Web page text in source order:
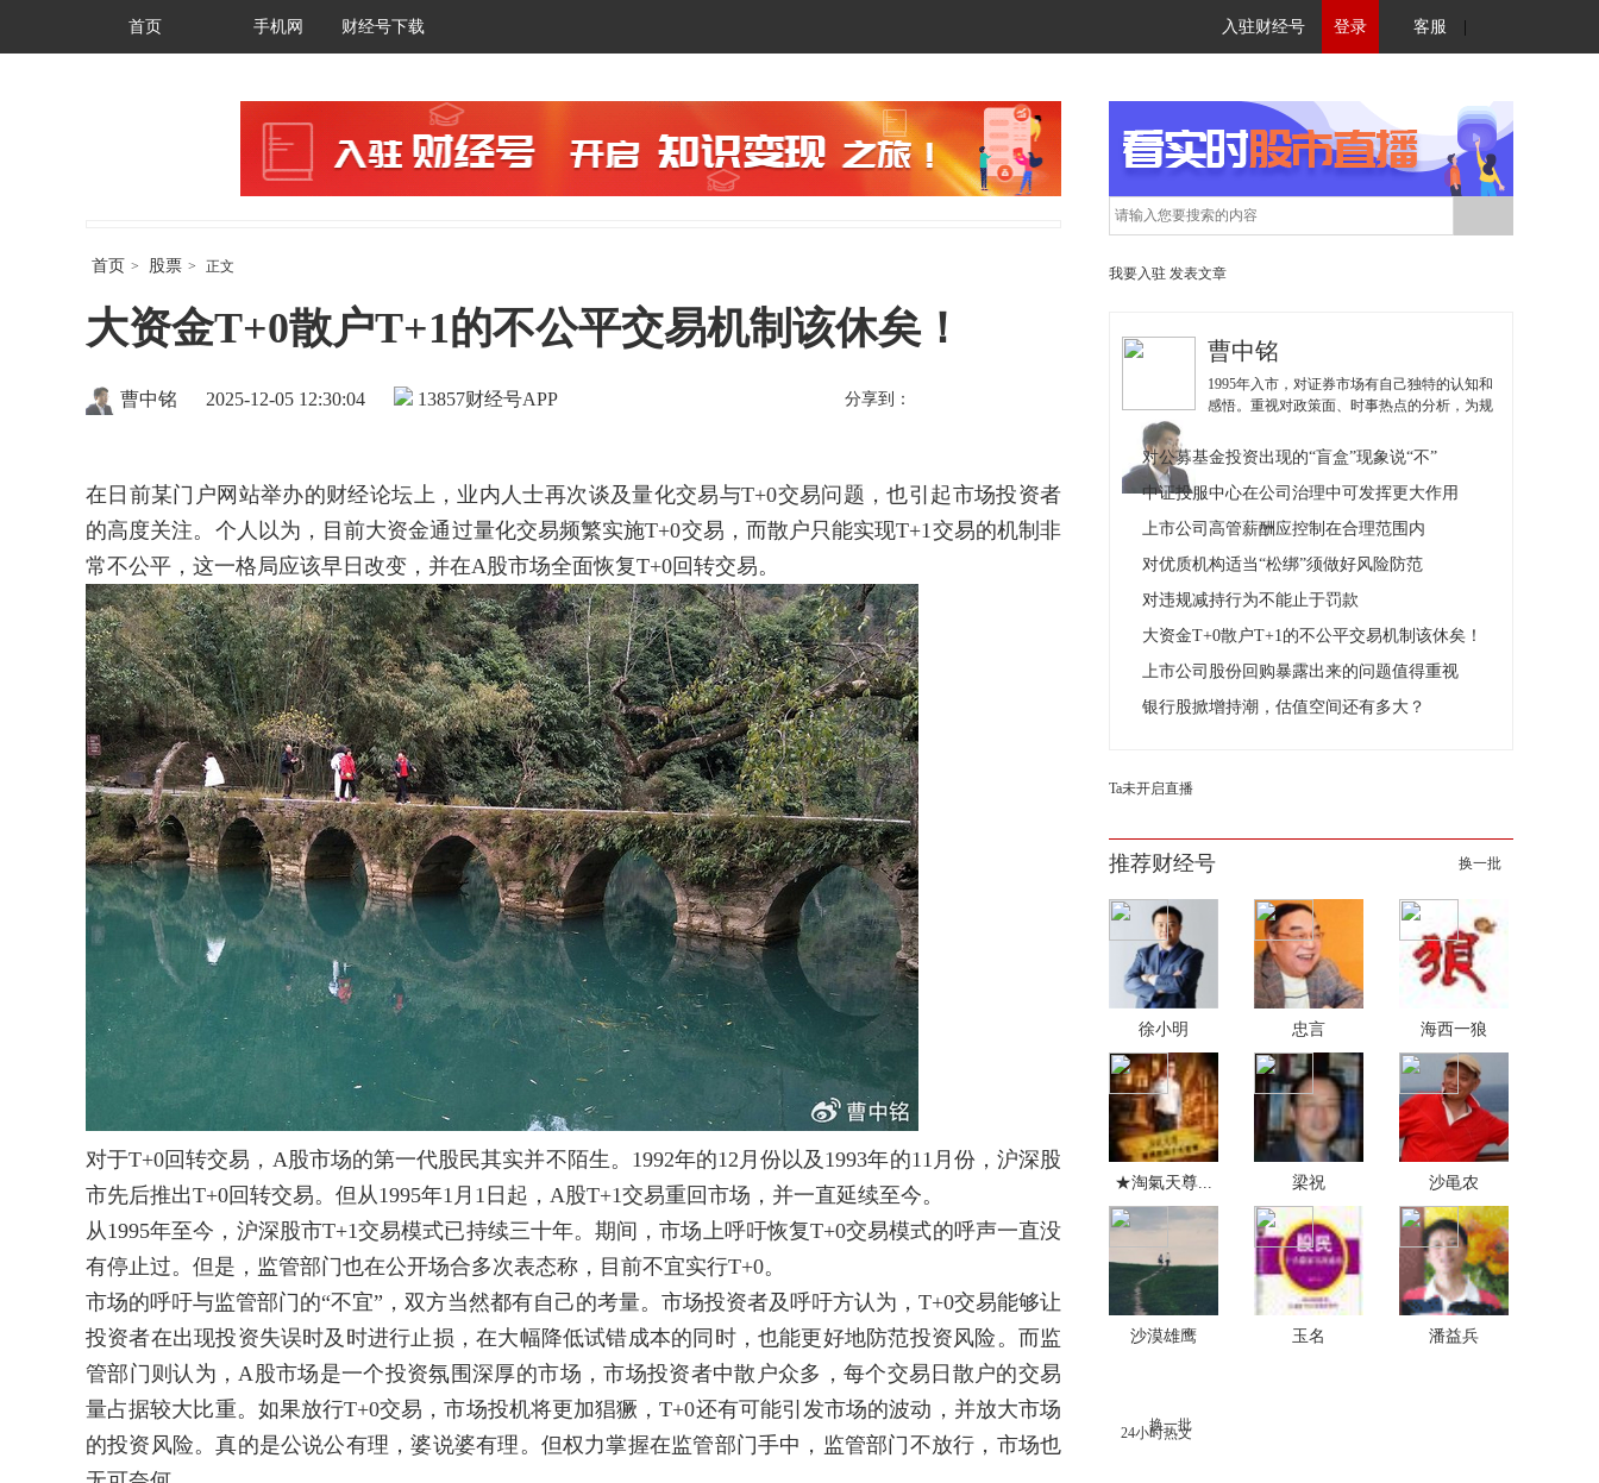
首页 手机网 财经号下载 入驻财经号 登录 客服
首页 > 股票 > 正文
大资金T+0散户T+1的不公平交易机制该休矣！
财经号APP
曹中铭 2025-12-05 12:30:04 13857 分享到：
在日前某门户网站举办的财经论坛上，业内人士再次谈及量化交易与T+0交易问题，也引起市场投资者
的高度关注。个人以为，目前大资金通过量化交易频繁实施T+0交易，而散户只能实现T+1交易的机制非
常不公平，这一格局应该早日改变，并在A股市场全面恢复T+0回转交易。
对于T+0回转交易，A股市场的第一代股民其实并不陌生。1992年的12月份以及1993年的11月份，沪深股
市先后推出T+0回转交易。但从1995年1月1日起，A股T+1交易重回市场，并一直延续至今。
从1995年至今，沪深股市T+1交易模式已持续三十年。期间，市场上呼吁恢复T+0交易模式的呼声一直没
有停止过。但是，监管部门也在公开场合多次表态称，目前不宜实行T+0。
市场的呼吁与监管部门的“不宜”，双方当然都有自己的考量。市场投资者及呼吁方认为，T+0交易能够让
投资者在出现投资失误时及时进行止损，在大幅降低试错成本的同时，也能更好地防范投资风险。而监
管部门则认为，A股市场是一个投资氛围深厚的市场，市场投资者中散户众多，每个交易日散户的交易
量占据较大比重。如果放行T+0交易，市场投机将更加猖獗，T+0还有可能引发市场的波动，并放大市场
的投资风险。真的是公说公有理，婆说婆有理。但权力掌握在监管部门手中，监管部门不放行，市场也
我要入驻 发表文章
曹中铭
1995年入市，对证券市场有自己独特的认知和
感悟。重视对政策面、时事热点的分析，为规
乐。他的文章得到中小投资者的认可，说出的
他们的心声。
对公募基金投资出现的“盲盒”现象说“不”
中证投服中心在公司治理中可发挥更大作用
上市公司高管薪酬应控制在合理范围内
对优质机构适当“松绑”须做好风险防范
对违规减持行为不能止于罚款
大资金T+0散户T+1的不公平交易机制该休矣！
上市公司股份回购暴露出来的问题值得重视
银行股掀增持潮，估值空间还有多大？
Ta未开启直播
推荐财经号 换一批
徐小明 忠言 海西一狼
★淘氣天尊... 梁祝 沙黾农
沙漠雄鹰 玉名 潘益兵
24小时热文
换一批